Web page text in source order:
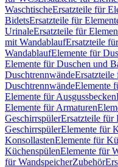
WaschtischeErsatzteile für
BidetsErsatzteile für
UrinaleErsatzteile für
mit WandablaufErsatzteile
WandablaufElemente für
Elemente für Duschen und
DuschtrennwändeErsatzteile
DuschtrennwändeElemente
Elemente für Ausgussbecken
Elemente für Armaturen
GeschirrspülerErsatzteile für
GeschirrspülerElemente für
KonsollastenElemente für
KüchenspülenElemente für
für WandspeicherZubehör